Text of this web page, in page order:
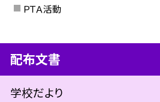
ＰＴＡ活動
配布文書
学校だより